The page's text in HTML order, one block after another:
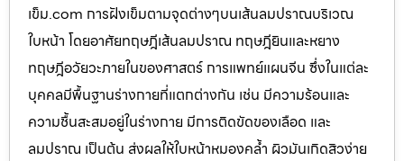
เข็ม.com การฝังเข็มตามจุดต่างๆบนเส้นลมปราณบริเวณ
ใบหน้า โดยอาศัยทฤษฎีเส้นลมปราณ ทฤษฎียินและหยาง
ทฤษฎีอวัยวะภายในของศาสตร์ การแพทย์แผนจีน ซึ่งในแต่ละ
บุคคลมีพื้นฐานร่างกายที่แตกต่างกัน เช่น มีความร้อนและ
ความชื้นสะสมอยู่ในร่างกาย มีการติดขัดของเลือด และ
ลมปราณ เป็นต้น ส่งผลให้ใบหน้าหมองคล้ำ ผิวมันเกิดสิวง่าย